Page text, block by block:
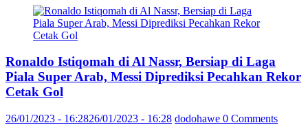
Ronaldo Istiqomah di Al Nassr, Bersiap di Laga
Piala Super Arab, Messi Diprediksi Pecahkan Rekor
Cetak Gol
26/01/2023 - 16:2826/01/2023 - 16:28 dodohawe 0 Comments